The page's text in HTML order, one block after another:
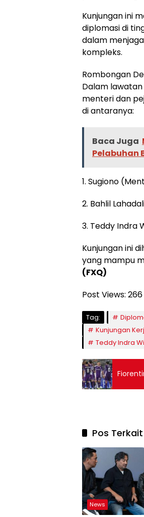
Kunjungan ini
diplomasi di
dalam
kompleks.
Rombongan
Dalam lawatan
menteri dan
di antaranya:
Baca Juga
Pelabuhan
1. Sugiono
2. Bahlil
3. Teddy Indra
Kunjungan ini
yang mampu
(FXQ)
Post Views: 266
Tag:
Kunjungan
Teddy Indra
Pos Terkait
News